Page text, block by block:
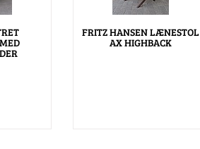
FRITZ HANSEN LÆNESTOL
AX HIGHBACK